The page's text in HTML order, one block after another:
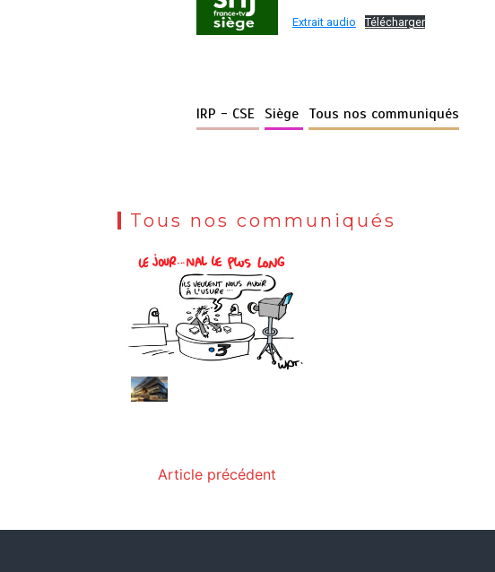
Extrait audio Télécharger
IRP - CSE Siège Tous nos communiqués
Tous nos communiqués
Article précédent